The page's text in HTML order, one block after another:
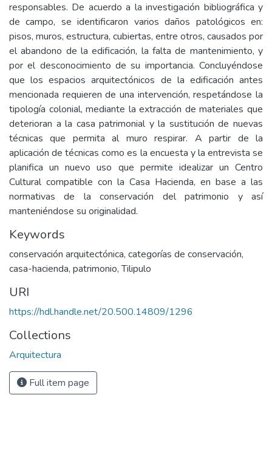
responsables. De acuerdo a la investigación bibliográfica y
de campo, se identificaron varios daños patológicos en:
pisos, muros, estructura, cubiertas, entre otros, causados por
el abandono de la edificación, la falta de mantenimiento, y
por el desconocimiento de su importancia. Concluyéndose
que los espacios arquitectónicos de la edificación antes
mencionada requieren de una intervención, respetándose la
tipología colonial, mediante la extracción de materiales que
deterioran a la casa patrimonial y la sustitución de nuevas
técnicas que permita al muro respirar. A partir de la
aplicación de técnicas como es la encuesta y la entrevista se
planifica un nuevo uso que permite idealizar un Centro
Cultural compatible con la Casa Hacienda, en base a las
normativas de la conservación del patrimonio y así
manteniéndose su originalidad.
Keywords
conservación arquitectónica, categorías de conservación,
casa-hacienda, patrimonio,Tilipulo
URI
https://hdl.handle.net/20.500.14809/1296
Collections
Arquitectura
Full item page